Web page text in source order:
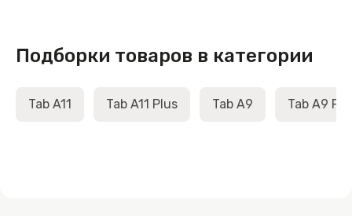
Подборки товаров в категории
Tab A11 Tab A11 Plus Tab A9 Tab A9